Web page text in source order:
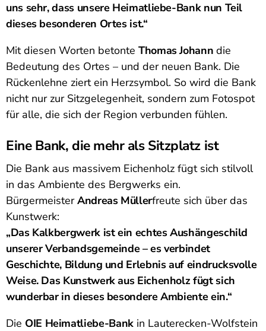
uns sehr, dass unsere Heimatliebe-Bank nun Teil
dieses besonderen Ortes ist.“
Mit diesen Worten betonte Thomas Johann die
Bedeutung des Ortes – und der neuen Bank. Die
Rückenlehne ziert ein Herzsymbol. So wird die Bank
nicht nur zur Sitzgelegenheit, sondern zum Fotospot
für alle, die sich der Region verbunden fühlen.
Eine Bank, die mehr als Sitzplatz ist
Die Bank aus massivem Eichenholz fügt sich stilvoll
in das Ambiente des Bergwerks ein.
BürgermeisterAndreas Müllerfreute sich über das
Kunstwerk:
„Das Kalkbergwerk ist ein echtes Aushängeschild
unserer Verbandsgemeinde – es verbindet
Geschichte, Bildung und Erlebnis auf eindrucksvolle
Weise. Das Kunstwerk aus Eichenholz fügt sich
wunderbar in dieses besondere Ambiente ein.“
Die OIE Heimatliebe-Bankin Lauterecken-Wolfstein